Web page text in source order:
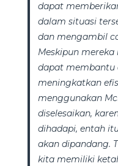
dapat
dalam situasi
dan mengambil
Meskipun
dapat membantu
meningkatkan
menggunakan
diselesaikan,
dihadapi, entah
akan dipandang.
kita memiliki